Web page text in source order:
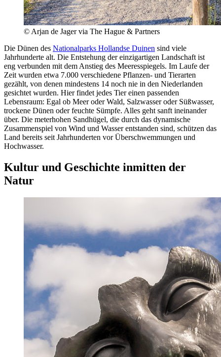
© Arjan de Jager via The Hague & Partners
Die Dünen des Nationalparks Hollandse Duinen sind viele
Jahrhunderte alt. Die Entstehung der einzigartigen Landschaft ist
eng verbunden mit dem Anstieg des Meeresspiegels. Im Laufe der
Zeit wurden etwa 7.000 verschiedene Pflanzen- und Tierarten
gezählt, von denen mindestens 14 noch nie in den Niederlanden
gesichtet wurden. Hier findet jedes Tier einen passenden
Lebensraum: Egal ob Meer oder Wald, Salzwasser oder Süßwasser,
trockene Dünen oder feuchte Sümpfe. Alles geht sanft ineinander
über. Die meterhohen Sandhügel, die durch das dynamische
Zusammenspiel von Wind und Wasser entstanden sind, schützen das
Land bereits seit Jahrhunderten vor Überschwemmungen und
Hochwasser.
Kultur und Geschichte inmitten der
Natur